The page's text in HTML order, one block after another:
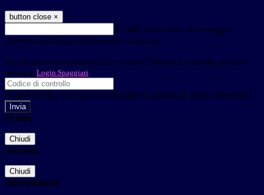
button close ×
E-mail Verrà inviato un messaggio
all'indirizzo indicato con le istruzioni necessarie.
Non hai una e-mail associata al nome utente? Effettua il reset della password
tramite la Login Spaggiari
E-mail inviata, si prega di controllare la casella di posta elettronica!
Errore
Chiudi
Successo
Chiudi
Informazione